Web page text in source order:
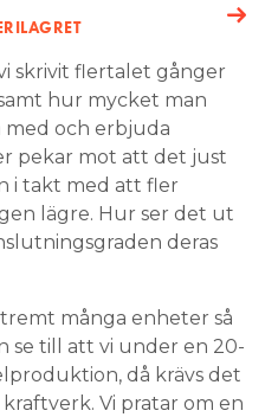
skrivit flertalet gånger
hur mycket man
med och erbjuda
pekar mot att det just
i takt med att fler
lägre. Hur ser det ut
deras
många enheter så
se till att vi under en 20-
då krävs det
Vi pratar om en